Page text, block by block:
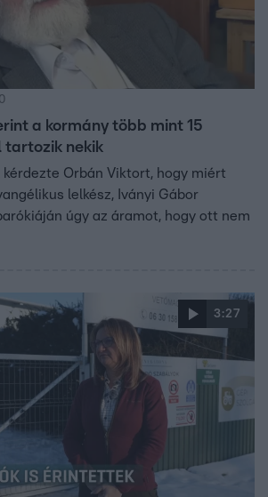
a kormány több mint 15
nekik
kérdezte Orbán Viktort, hogy miért
lelkész, Iványi Gábor
úgy az áramot, hogy ott nem
3:27